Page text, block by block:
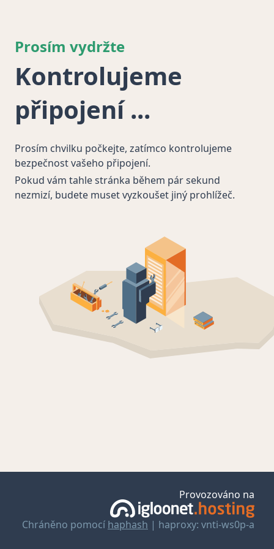
Prosím vydržte
Kontrolujeme
připojení
Prosím chvilku počkejte, zatímco kontrolujeme
bezpečnost vašeho připojení.
Pokud vám tahle stránka během pár sekund
nezmizí, budete muset vyzkoušet jiný prohlížeč.
Provozováno na
Chráněno pomocí haphash | haproxy: vnti-ws0p-a